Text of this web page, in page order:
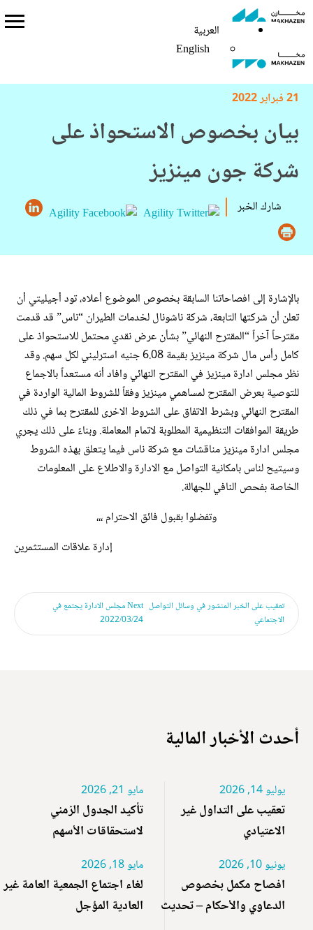
العربية
English
العربية
English
21 فبراير 2022
بيان بخصوص الاستحواذ على
شركة جون مينزيز
شارك الخبر
بالإشارة إلى افصاحاتنا السابقة بخصوص الموضوع أعلاه، تود أجيليتي أن
تعلن أن شركتها التابعة، شركة ناشونال لخدمات الطيران “ناس” قد قدمت
مقترحاً آخراً “المقترح النهائي” بشأن عرض نقدي محتمل للاستحواذ على
كامل رأس مال شركة مينزيز بقيمة 6.08 جنيه استرليني لكل سهم. وقد
نظر مجلس ادارة مينزيز في المقترح النهائي وافاد أنه مستعداً بالاجماع
للتوصية بعرض المقترح لمساهمي مينزيز وفقاً للشروط المالية الواردة في
المقترح النهائي وبشرط الاتفاق على الشروط الاخرى للمقترح بما في ذلك
طريقة الموافقات التنظيمية المطلوبة لاتمام المعاملة. وبناءً على ذلك يجري
مجلس ادارة مينزيز مناقشات مع شركة ناس فيما يتعلق بهذه الشروط
وسيتيح لناس بامكانية التواصل مع الادارة والاطلاع على المعلومات
الخاصة بفحص النافي للجهالة.
وتفضلوا بقبول فائق الاحترام ،،،
إدارة علاقات المستثمرين
تعقيب على الخبر المنشور في وسائل التواصل
الاجتماعي
Nextمجلس الادارة يجتمع في
2022/03/24
أحدث الأخبار المالية
يوليو 14, 2026
تعقيب على التداول غير
الاعتيادي
يونيو 10, 2026
افصاح مكمل بخصوص
الدعاوي والأحكام – تحديث
مايو 21, 2026
تأكيد الجدول الزمني
لاستحقاقات الأسهم
مايو 18, 2026
لغاء اجتماع الجمعية العامة غير
العادية المؤجل